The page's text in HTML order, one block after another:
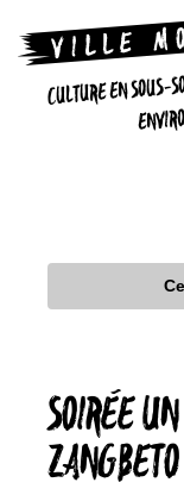
CULTURE EN SOUS-
SOIRÉE